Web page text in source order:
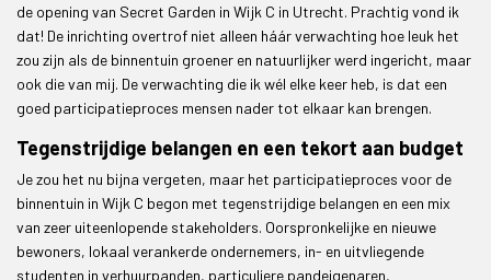
de opening van Secret Garden in Wijk C in Utrecht. Prachtig vond ik
dat! De inrichting overtrof niet alleen háár verwachting hoe leuk het
zou zijn als de binnentuin groener en natuurlijker werd ingericht, maar
ook die van mij. De verwachting die ik wél elke keer heb, is dat een
goed participatieproces mensen nader tot elkaar kan brengen.
Tegenstrijdige belangen en een tekort aan budget
Je zou het nu bijna vergeten, maar het participatieproces voor de
binnentuin in Wijk C begon met tegenstrijdige belangen en een mix
van zeer uiteenlopende stakeholders. Oorspronkelijke en nieuwe
bewoners, lokaal verankerde ondernemers, in- en uitvliegende
studenten in verhuurpanden, particuliere pandeigenaren,